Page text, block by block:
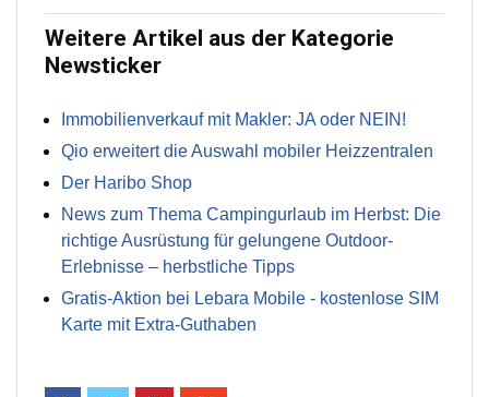
Weitere Artikel aus der Kategorie
Newsticker
Immobilienverkauf mit Makler: JA oder NEIN!
Qio erweitert die Auswahl mobiler Heizzentralen
Der Haribo Shop
News zum Thema Campingurlaub im Herbst: Die
richtige Ausrüstung für gelungene Outdoor-
Erlebnisse – herbstliche Tipps
Gratis-Aktion bei Lebara Mobile - kostenlose SIM
Karte mit Extra-Guthaben